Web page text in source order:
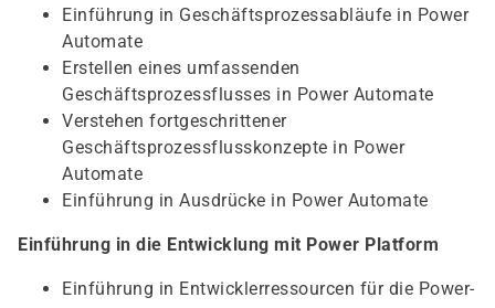
Einführung in Geschäftsprozessabläufe in Power
Automate
Erstellen eines umfassenden
Geschäftsprozessflusses in Power Automate
Verstehen fortgeschrittener
Geschäftsprozessflusskonzepte in Power
Automate
Einführung in Ausdrücke in Power Automate
Einführung in die Entwicklung mit Power Platform
Einführung in Entwicklerressourcen für die Power-